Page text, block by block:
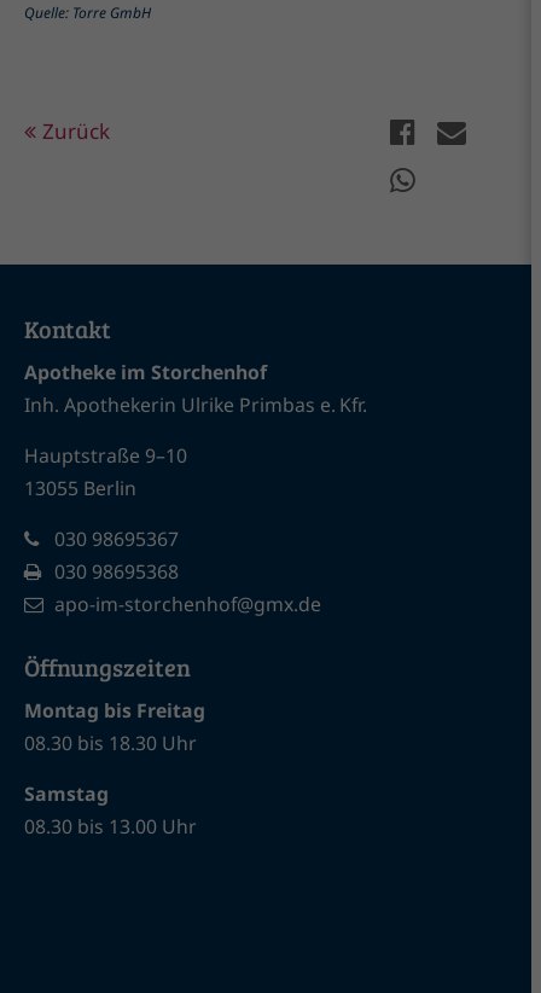
Quelle: Torre GmbH
Zurück
Kontakt
Apotheke im Storchenhof
Inh. Apothekerin Ulrike Primbas e. Kfr.
Hauptstraße 9–10
13055 Berlin
030 98695367
030 98695368
apo-im-storchenhof@gmx.de
Öffnungszeiten
Montag bis Freitag
08.30 bis 18.30 Uhr
Samstag
08.30 bis 13.00 Uhr